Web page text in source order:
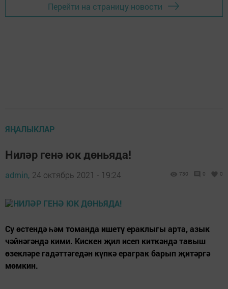
Перейти на страницу новости
ЯҢАЛЫКЛАР
Ниләр генә юк дөньяда!
admin, 24 октябрь 2021 - 19:24 730 0 0
Су өстендә һәм томанда ишетү ераклыгы арта, азык
чәйнәгәндә кими. Кискен җил исеп киткәндә тавыш
өзекләре гадәттәгедән күпкә ераграк барып җитәргә
мөмкин.